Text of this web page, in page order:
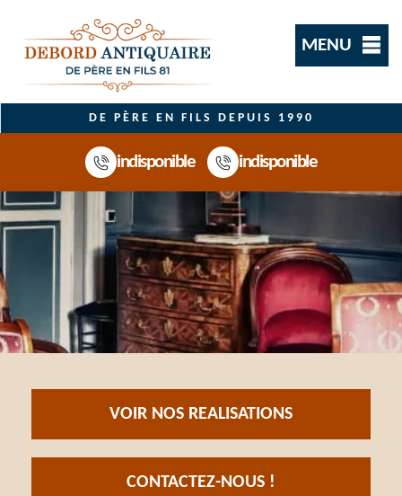
MENU
DE PÈRE EN FILS DEPUIS 1990
indisponible indisponible
VOIR NOS REALISATIONS
CONTACTEZ-NOUS !